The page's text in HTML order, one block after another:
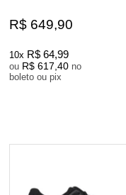
R$ 649,90
10x R$ 64,99
ou R$ 617,40 no
boleto ou pix